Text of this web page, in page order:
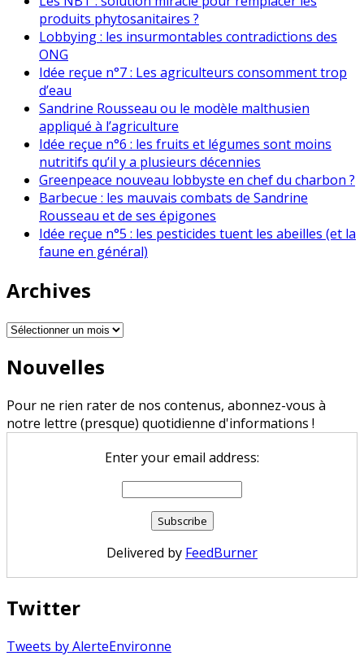
produits phytosanitaires ?
Lobbying : les insurmontables contradictions des
ONG
Idée reçue n°7 : Les agriculteurs consomment trop
d’eau
Sandrine Rousseau ou le modèle malthusien
appliqué à l’agriculture
Idée reçue n°6 : les fruits et légumes sont moins
nutritifs qu’il y a plusieurs décennies
Greenpeace nouveau lobbyste en chef du charbon ?
Barbecue : les mauvais combats de Sandrine
Rousseau et de ses épigones
Idée reçue n°5 : les pesticides tuent les abeilles (et la
faune en général)
Archives
Archives
Nouvelles
Pour ne rien rater de nos contenus, abonnez-vous à
notre lettre (presque) quotidienne d'informations !
Enter your email address:
Delivered by FeedBurner
Twitter
Tweets by AlerteEnvironne